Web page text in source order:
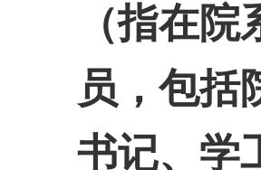
（指在
员，包括
书记、学